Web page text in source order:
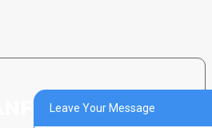
ANFRAGE SENDEN:
Leave Your Message